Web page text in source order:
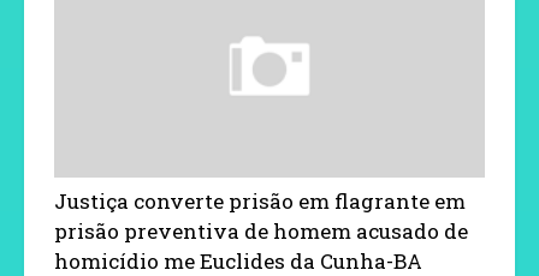
Justiça converte prisão em flagrante em
prisão preventiva de homem acusado de
homicídio me Euclides da Cunha-BA